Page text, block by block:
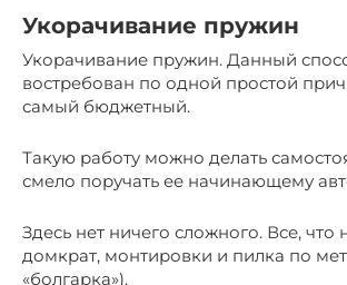
Укорачивание пружин
Укорачивание пружин. Данный
востребован по одной простой
самый бюджетный.
Такую работу можно делать
смело поручать ее начинающему
Здесь нет ничего сложного. Все, что
домкрат, монтировки и пилка по
«болгарка»).